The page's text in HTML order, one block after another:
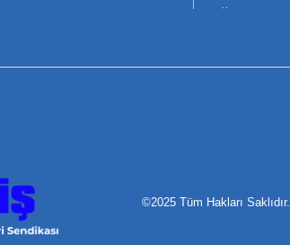
Formları
Pankartlar
©2025 Tüm Hakları Saklıdır.